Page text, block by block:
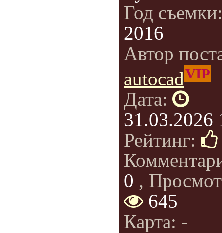
Год
2016
Автор
autocadVIP
Дата:
31.03.2026
Рейтинг:
0 ,
645
Карта: -